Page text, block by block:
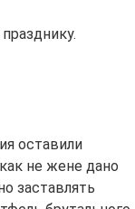
оставили
не жене дано
заставлять